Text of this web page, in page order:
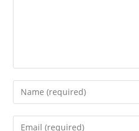
Enter
your
name
Enter